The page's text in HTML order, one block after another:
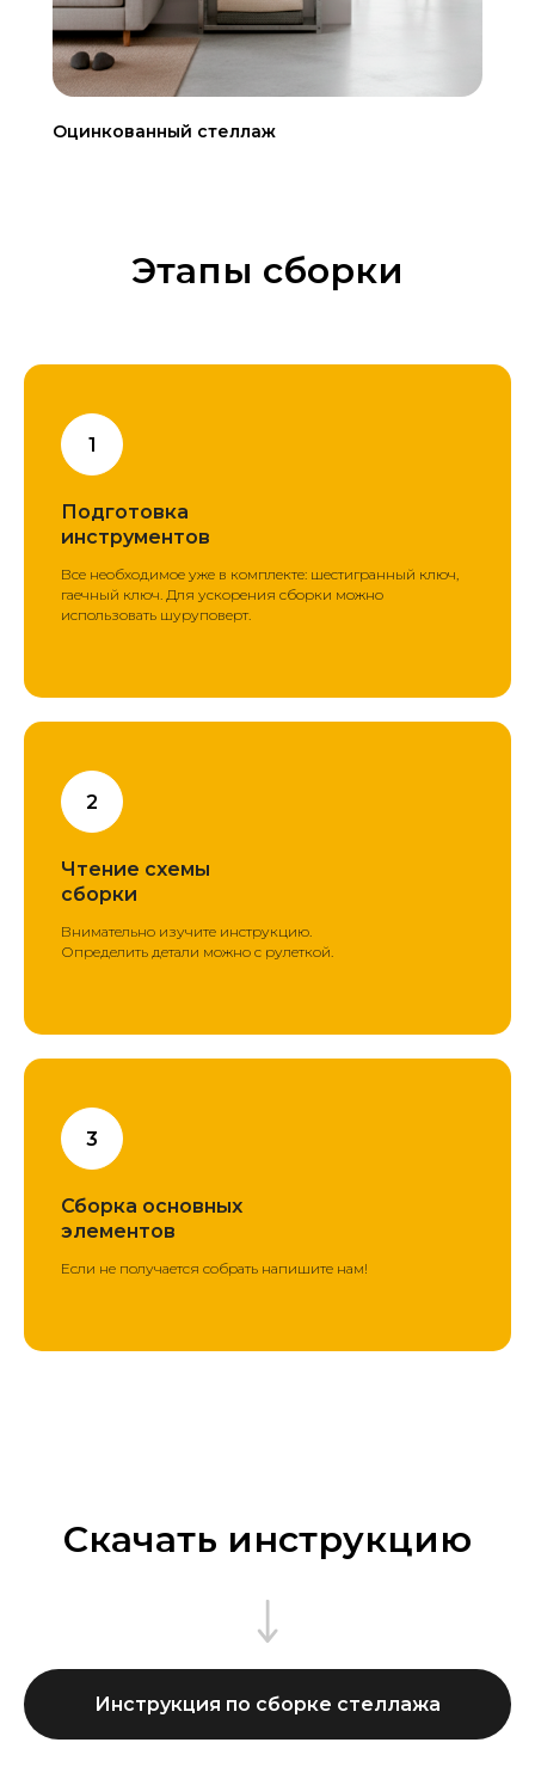
Оцинкованный стеллаж
Этапы сборки
Подготовка
инструментов
Все необходимое уже в комплекте: шестигранный ключ,
гаечный ключ. Для ускорения сборки можно
использовать шуруповерт.
Чтение схемы
сборки
Внимательно изучите инструкцию.
Определить детали можно с рулеткой.
Сборка основных
элементов
Если не получается собрать напишите нам!
Скачать инструкцию
Инструкция по сборке стеллажа